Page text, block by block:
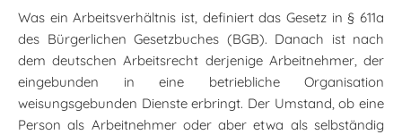
Was ein Arbeitsverhältnis ist, definiert das Gesetz in § 611a
des Bürgerlichen Gesetzbuches (BGB). Danach ist nach
dem deutschen Arbeitsrecht derjenige Arbeitnehmer, der
eingebunden in eine betriebliche Organisation
weisungsgebunden Dienste erbringt. Der Umstand, ob eine
Person als Arbeitnehmer oder aber etwa als selbständig